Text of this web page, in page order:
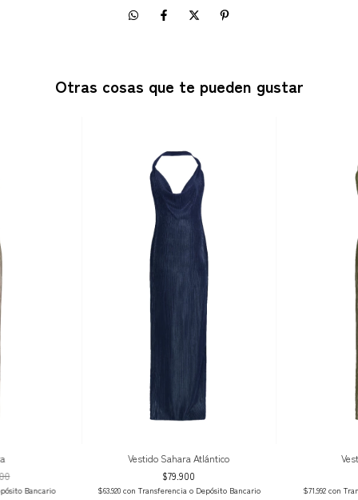
Otras cosas que te pueden gustar
Bancario
Vestido Sahara Atlántico
$79.900
$63.920 con Transferencia o Depósito Bancario
$71.992con